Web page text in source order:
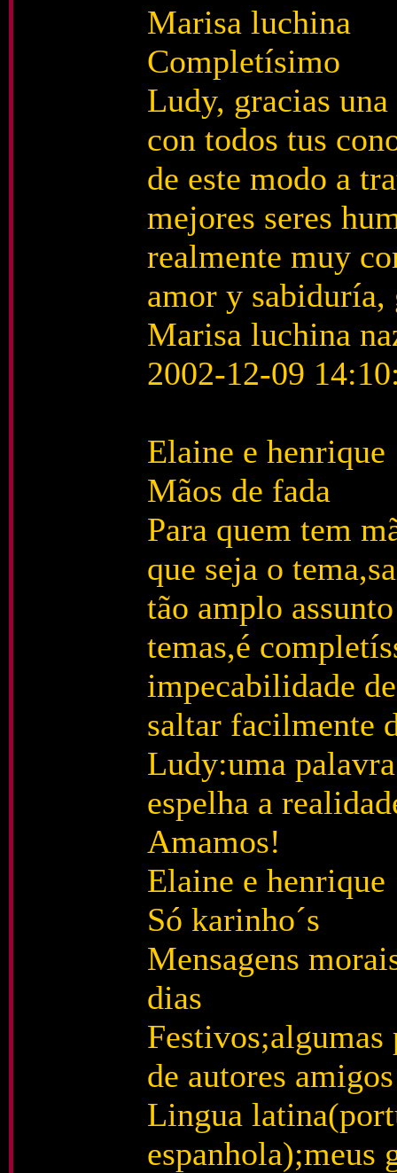
Marisa luchina
Completísimo
Ludy, gracias
con todos tus
de este modo a
mejores seres
realmente muy
amor y sabiduría,
Marisa luchina
2002-12-09
Elaine e henrique
Mãos de fada
Para quem tem
que seja o
tão amplo
temas,é
impecabilidade
saltar facilmente
Ludy:uma
espelha a
Amamos!
Elaine e henrique
Só karinho´s
Mensagens
dias
Festivos;algumas
de autores
Lingua
espanhola);meus